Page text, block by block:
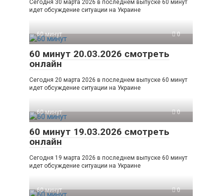
Сегодня 30 марта 2026 в последнем выпуске 60 минут
идет обсуждение ситуации на Украине
60 минут 0
60 минут 20.03.2026 смотреть
онлайн
Сегодня 20 марта 2026 в последнем выпуске 60 минут
идет обсуждение ситуации на Украине
60 минут 0
60 минут 19.03.2026 смотреть
онлайн
Сегодня 19 марта 2026 в последнем выпуске 60 минут
идет обсуждение ситуации на Украине
60 минут 0